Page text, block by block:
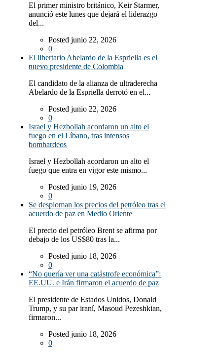
El primer ministro británico, Keir Starmer,
anunció este lunes que dejará el liderazgo
del...
Posted junio 22, 2026
0
El libertario Abelardo de la Espriella es el
nuevo presidente de Colombia
El candidato de la alianza de ultraderecha
Abelardo de la Espriella derrotó en el...
Posted junio 22, 2026
0
Israel y Hezbollah acordaron un alto el
fuego en el Líbano, tras intensos
bombardeos
Israel y Hezbollah acordaron un alto el
fuego que entra en vigor este mismo...
Posted junio 19, 2026
0
Se desploman los precios del petróleo tras el
acuerdo de paz en Medio Oriente
El precio del petróleo Brent se afirma por
debajo de los US$80 tras la...
Posted junio 18, 2026
0
“No quería ver una catástrofe económica”:
EE.UU. e Irán firmaron el acuerdo de paz
El presidente de Estados Unidos, Donald
Trump, y su par iraní, Masoud Pezeshkian,
firmaron...
Posted junio 18, 2026
0